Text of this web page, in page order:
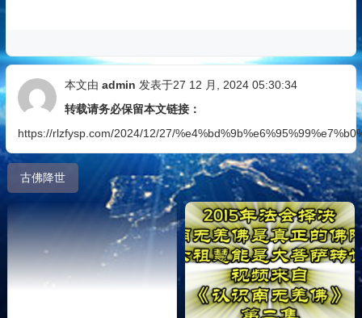
本文由 admin 发表于27 12 月, 2024 05:30:34
转载请务必保留本文链接：
https://rlzfysp.com/2024/12/27/
古佛降世